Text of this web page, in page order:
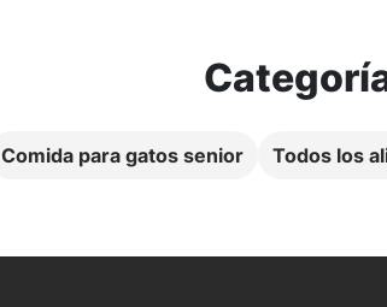
Comida para gatos senior Todos los